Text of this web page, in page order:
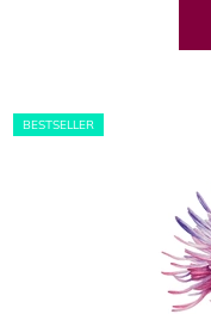
BESTSELLER